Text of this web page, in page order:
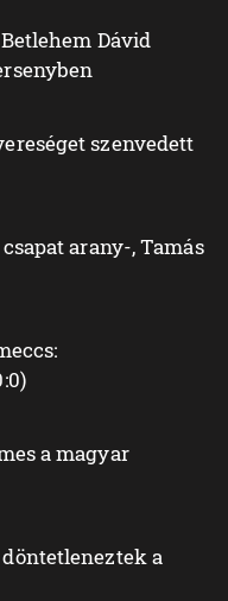
Dávid
szenvedett
arany-, Tamás
a magyar
a